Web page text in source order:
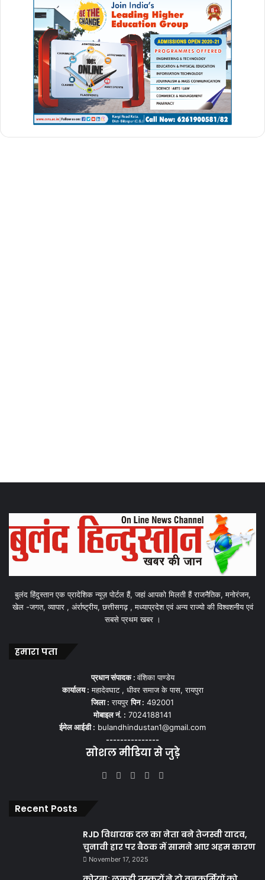
बुलंद हिंदुस्तान एक प्रादेशिक न्यूज़ पोर्टल हैं, जहां आपको मिलती हैं राजनैतिक, मनोरंजन,
खेल -जगत, व्यापार , अंर्राष्ट्रीय, छत्तीसगढ़ , मध्याप्रदेश एवं अन्य राज्यो की विश्वशनीय एवं
सबसे प्रथम खबर ।
हमारा पता
प्रधान संपादक :वंशिका पाण्डेय
कार्यालय : महादेवघाट , धीवर समाज के पास, रायपुरा
जिला : रायपुरपिन : 492001
मोबाइल नं. : 7024188141
ईमेल आईडी : bulandhindustan1@gmail.com
---------------
सोशल मीडिया से जुड़े
Facebook
X YouTubeInstagram
Recent Posts
RJD विधायक दल का नेता बने तेजस्वी यादव,
चुनावी हार पर बैठक में सामने आए अहम कारण
November 17, 2025